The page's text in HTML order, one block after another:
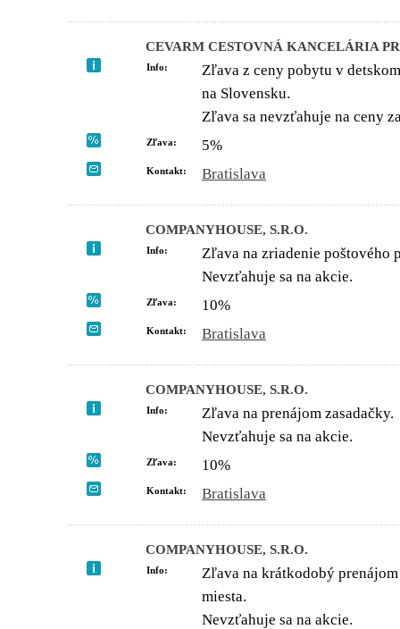
CEVARM CESTOVNÁ KANCELÁRIA
Info:
Zľava z ceny pobytu v
na Slovensku.
Zľava sa nevzťahuje na ceny
Zľava: 5%
Kontakt: Bratislava
COMPANYHOUSE, S.R.O.
Info:
Zľava na zriadenie poštového
Nevzťahuje sa na akcie.
Zľava: 10%
Kontakt: Bratislava
COMPANYHOUSE, S.R.O.
Info:
Zľava na prenájom zasadačky.
Nevzťahuje sa na akcie.
Zľava: 10%
Kontakt: Bratislava
COMPANYHOUSE, S.R.O.
Info:
Zľava na krátkodobý
miesta.
Nevzťahuje sa na akcie.